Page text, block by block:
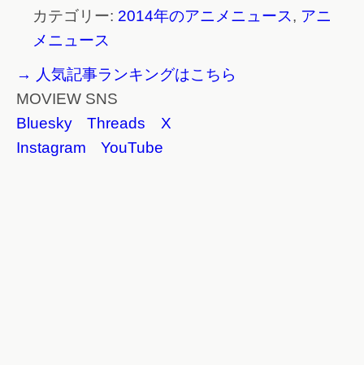
カテゴリー: 2014年のアニメニュース, アニ
メニュース
→ 人気記事ランキングはこちら
MOVIEW SNS
Bluesky
Threads
X
Instagram
YouTube